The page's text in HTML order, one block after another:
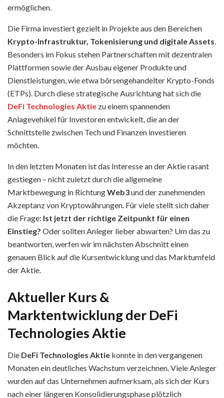
ermöglichen.
Die Firma investiert gezielt in Projekte aus den Bereichen
Krypto-Infrastruktur, Tokenisierung und digitale Assets.
Besonders im Fokus stehen Partnerschaften mit dezentralen
Plattformen sowie der Ausbau eigener Produkte und
Dienstleistungen, wie etwa börsengehandelter Krypto-Fonds
(ETPs). Durch diese strategische Ausrichtung hat sich die
DeFi Technologies Aktie zu einem spannenden
Anlagevehikel für Investoren entwickelt, die an der
Schnittstelle zwischen Tech und Finanzen investieren
möchten.
In den letzten Monaten ist das Interesse an der Aktie rasant
gestiegen – nicht zuletzt durch die allgemeine
Marktbewegung in RichtungWeb3und der zunehmenden
Akzeptanz von Kryptowährungen. Für viele stellt sich daher
die Frage: Ist jetzt der richtige Zeitpunkt für einen
Einstieg? Oder sollten Anleger lieber abwarten? Um das zu
beantworten, werfen wir im nächsten Abschnitt einen
genauen Blick auf die Kursentwicklung und das Marktumfeld
der Aktie.
Aktueller Kurs &
Marktentwicklung der DeFi
Technologies Aktie
Die DeFi Technologies Aktie konnte in den vergangenen
Monaten ein deutliches Wachstum verzeichnen. Viele Anleger
wurden auf das Unternehmen aufmerksam, als sich der Kurs
nach einer längeren Konsolidierungsphase plötzlich